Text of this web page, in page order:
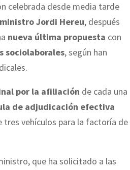
celebrada desde media tarde
ministro Jordi Hereu, después
nueva última propuesta con
sociolaborales, según han
por la afiliación de cada una
de adjudicación efectiva
tres vehículos para la factoría de
que ha solicitado a las